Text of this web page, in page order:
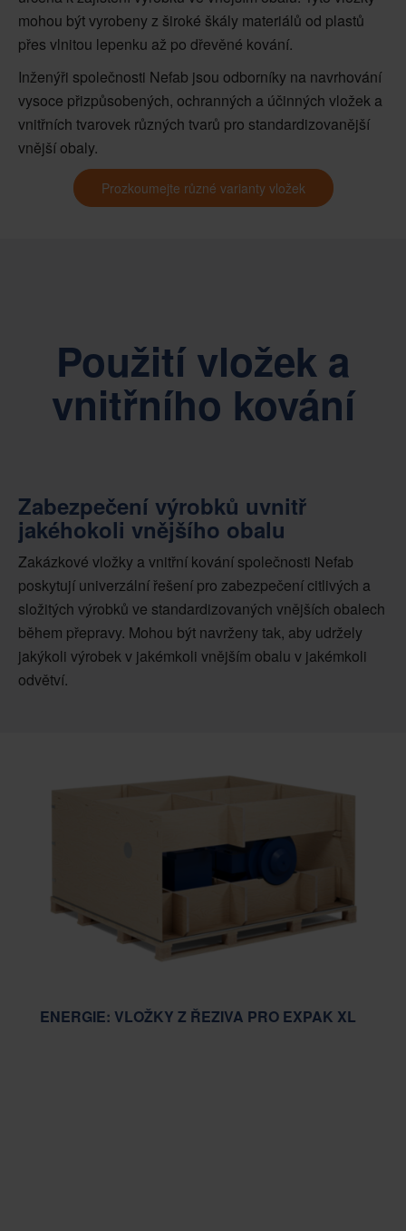
mohou být vyrobeny z široké škály materiálů od plastů
přes vlnitou lepenku až po dřevěné kování.
Inženýři společnosti Nefab jsou odborníky na navrhování
vysoce přizpůsobených, ochranných a účinných vložek a
vnitřních tvarovek různých tvarů pro standardizovanější
vnější obaly.
Prozkoumejte různé varianty vložek
Použití vložek a
vnitřního kování
Zabezpečení výrobků uvnitř
jakéhokoli vnějšího obalu
Zakázkové vložky a vnitřní kování společnosti Nefab
poskytují univerzální řešení pro zabezpečení citlivých a
složitých výrobků ve standardizovaných vnějších obalech
během přepravy. Mohou být navrženy tak, aby udržely
jakýkoli výrobek v jakémkoli vnějším obalu v jakémkoli
odvětví.
ENERGIE: VLOŽKY Z ŘEZIVA PRO EXPAK XL